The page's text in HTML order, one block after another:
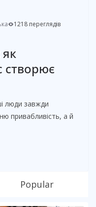
1218 переглядів
як
створює
люди завжди
привабливість, а й
Popular